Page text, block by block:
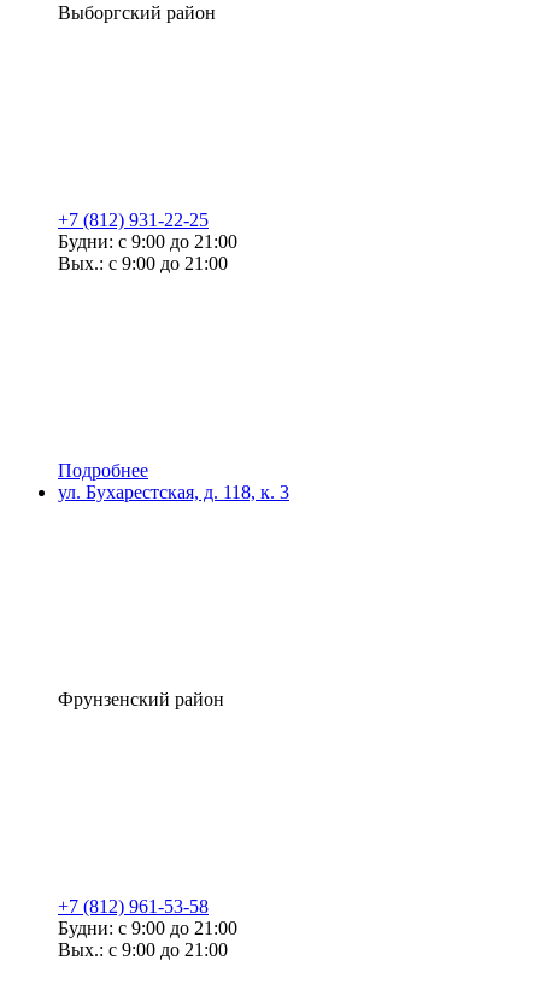
Выборгский район
+7 (812) 931-22-25
Будни: с 9:00 до 21:00
Вых.: с 9:00 до 21:00
Подробнее
ул. Бухарестская, д. 118, к. 3
Фрунзенский район
+7 (812) 961-53-58
Будни: с 9:00 до 21:00
Вых.: с 9:00 до 21:00